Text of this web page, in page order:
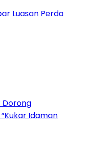
Luasan Perda
Dorong
Idaman